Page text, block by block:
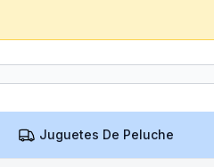
Juguetes De Peluche